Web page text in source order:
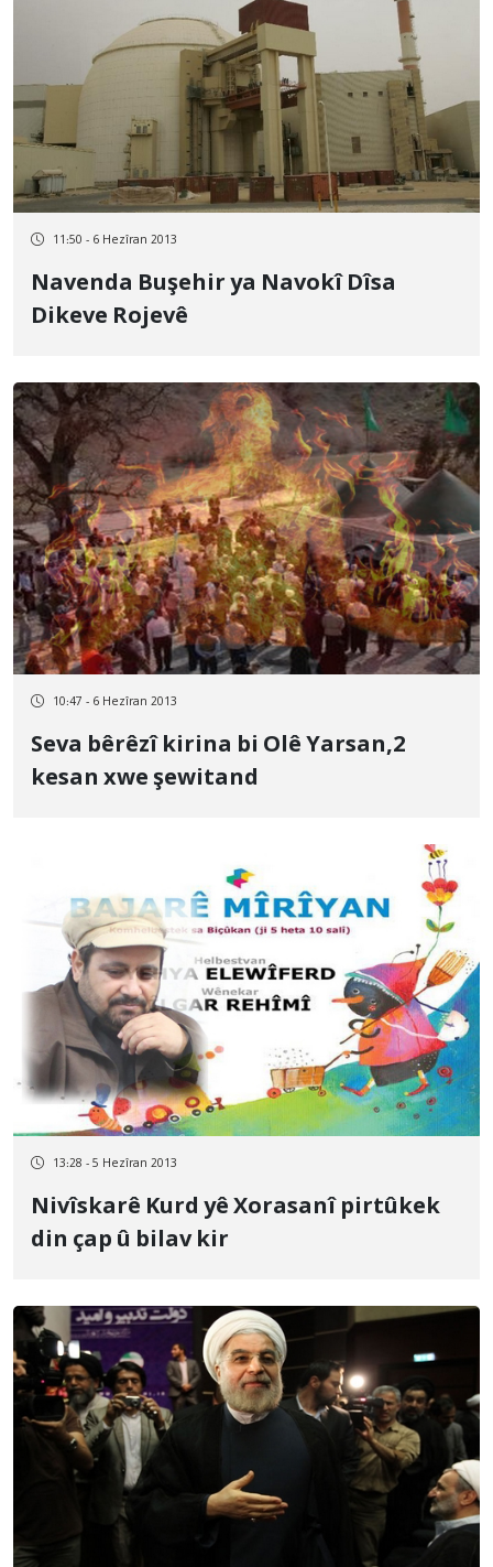
11:50 - 6 Hezîran 2013
Navenda Buşehir ya Navokî Dîsa
Dikeve Rojevê
10:47 - 6 Hezîran 2013
Seva bêrêzî kirina bi Olê Yarsan,2
kesan xwe şewitand
13:28 - 5 Hezîran 2013
Nivîskarê Kurd yê Xorasanî pirtûkek
din çap û bilav kir